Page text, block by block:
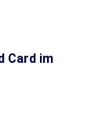
Card im